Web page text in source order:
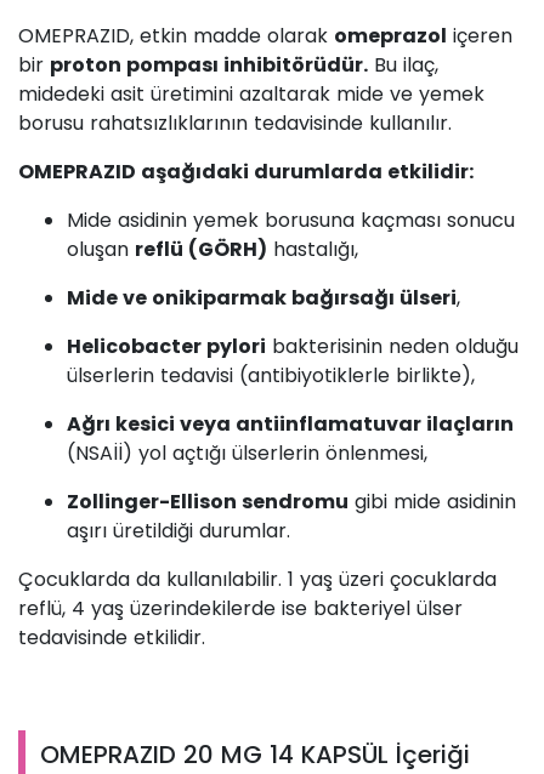
OMEPRAZID, etkin madde olarak omeprazol içeren
bir proton pompası inhibitörüdür. Bu ilaç,
midedeki asit üretimini azaltarak mide ve yemek
borusu rahatsızlıklarının tedavisinde kullanılır.
OMEPRAZID aşağıdaki durumlarda etkilidir:
Mide asidinin yemek borusuna kaçması sonucu
oluşan reflü (GÖRH) hastalığı,
Mide ve onikiparmak bağırsağı ülseri,
Helicobacter pylori bakterisinin neden olduğu
ülserlerin tedavisi (antibiyotiklerle birlikte),
Ağrı kesici veya antiinflamatuvar ilaçların
(NSAİİ) yol açtığı ülserlerin önlenmesi,
Zollinger-Ellison sendromu gibi mide asidinin
aşırı üretildiği durumlar.
Çocuklarda da kullanılabilir. 1 yaş üzeri çocuklarda
reflü, 4 yaş üzerindekilerde ise bakteriyel ülser
tedavisinde etkilidir.
OMEPRAZID 20 MG 14 KAPSÜL İçeriği